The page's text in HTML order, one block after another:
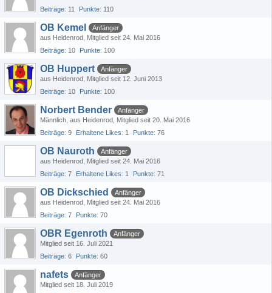
Beiträge 11 Punkte 110
OB Kemel
Anfänger
aus Heidenrod Mitglied seit 24. Mai 2016
Beiträge 10 Punkte 100
OB Huppert
Anfänger
aus Heidenrod Mitglied seit 12. Juni 2013
Beiträge 10 Punkte 100
Norbert Bender
Anfänger
Männlich aus Heidenrod Mitglied seit 20. Mai 2016
Beiträge 9 Erhaltene Likes 1 Punkte 76
OB Nauroth
Anfänger
aus Heidenrod Mitglied seit 24. Mai 2016
Beiträge 7 Erhaltene Likes 1 Punkte 71
OB Dickschied
Anfänger
aus Heidenrod Mitglied seit 24. Mai 2016
Beiträge 7 Punkte 70
OBR Egenroth
Anfänger
Mitglied seit 16. Juli 2021
Beiträge 6 Punkte 60
nafets
Anfänger
Mitglied seit 18. Juli 2019